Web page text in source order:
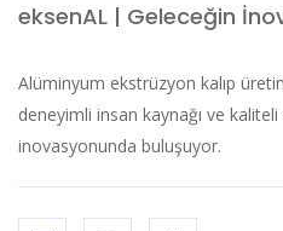
eksenAL | Geleceğin
Alüminyum ekstrüzyon kalıp
deneyimli insan kaynağı ve
inovasyonunda buluşuyor.